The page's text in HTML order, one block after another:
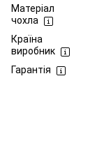
Матеріал
чохла
Країна
виробник
Гарантія